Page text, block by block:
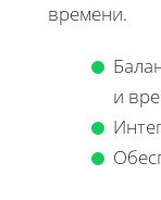
времени.
и